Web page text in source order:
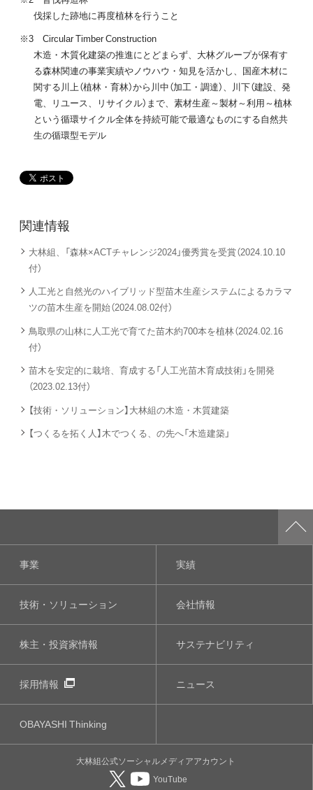
伐採した跡地に再度植林を行うこと
※3 Circular Timber Construction
木造・木質化建築の推進にとどまらず、大林グループが保有す
る森林関連の事業実績やノウハウ・知見を活かし、国産木材に
関する川上（植林・育林）から川中（加工・調達）、川下（建設、発
電、リユース、リサイクル）まで、素材生産～製材～利用～植林
という循環サイクル全体を持続可能で最適なものにする自然共
生の循環型モデル
関連情報
大林組、「森林×ACTチャレンジ2024」優秀賞を受賞（2024.10.10
付）
人工光と自然光のハイブリッド型苗木生産システムによるカラマ
ツの苗木生産を開始（2024.08.02付）
鳥取県の山林に人工光で育てた苗木約700本を植林（2024.02.16
付）
苗木を安定的に栽培、育成する「人工光苗木育成技術」を開発
（2023.02.13付）
【技術・ソリューション】大林組の木造・木質建築
【つくるを拓く人】木でつくる、の先へ「木造建築」
事業 実績
技術・ソリューション 会社情報
株主・投資家情報 サステナビリティ
採用情報 ニュース
OBAYASHIThinking
大林組公式ソーシャルメディアアカウント
YouTube